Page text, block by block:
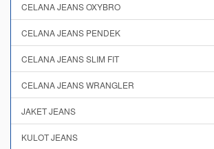
CELANA JEANS OXYBRO
CELANA JEANS PENDEK
CELANA JEANS SLIM FIT
CELANA JEANS WRANGLER
JAKET JEANS
KULOT JEANS